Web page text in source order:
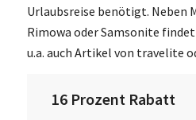
Urlaubsreise benötigt. Neben
Rimowa oder Samsonite
u.a. auch Artikel von travelite
16 Prozent Rabatt